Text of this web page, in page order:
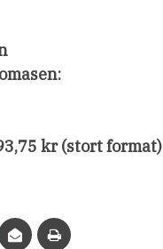
kr (stort format)